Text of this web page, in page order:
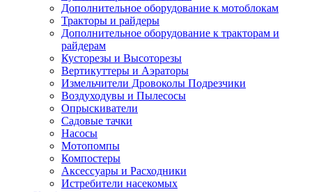
Дополнительное оборудование к мотоблокам
Тракторы и райдеры
Дополнительное оборудование к тракторам и
райдерам
Кусторезы и Высоторезы
Вертикуттеры и Аэраторы
Измельчители Дровоколы Подрезчики
Воздуходувы и Пылесосы
Опрыскиватели
Садовые тачки
Насосы
Мотопомпы
Компостеры
Аксессуары и Расходники
Истребители насекомых